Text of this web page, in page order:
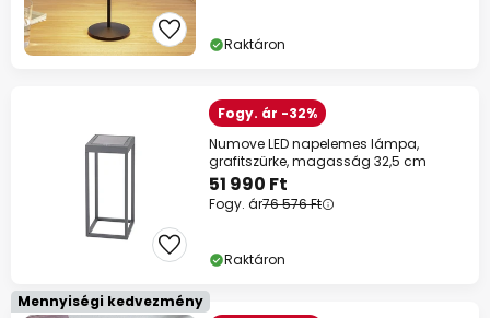
Raktáron
Fogy. ár -32%
Numove LED napelemes lámpa,
grafitszürke, magasság 32,5 cm
51 990 Ft
Fogy. ár76 576 Ft
Raktáron
Mennyiségi kedvezmény